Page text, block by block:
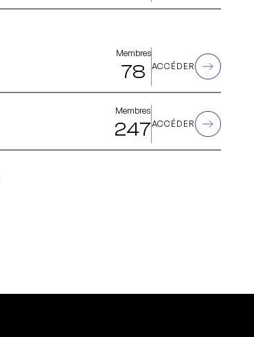
Membres
78 ACCÉDER
Membres
247ACCÉDER